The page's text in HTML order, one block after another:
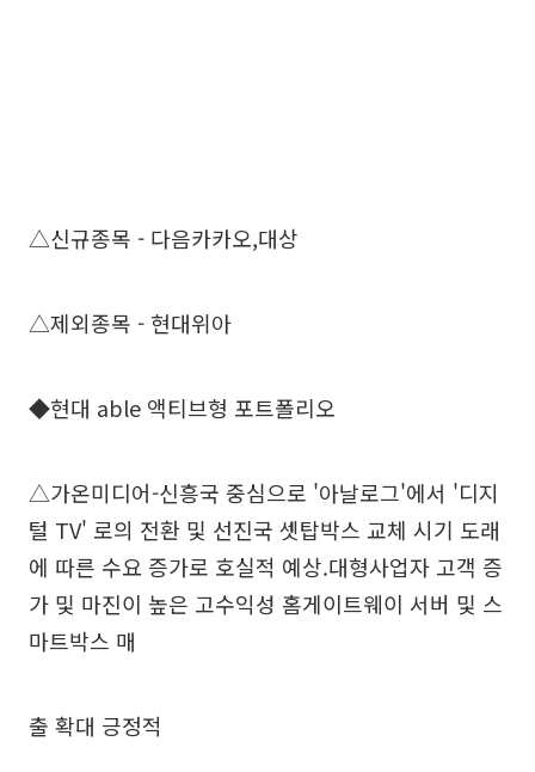
△신규종목 - 다음카카오,대상
△제외종목 - 현대위아
◆현대 able 액티브형 포트폴리오
△가온미디어-신흥국 중심으로 '아날로그'에서 '디지
털 TV' 로의 전환 및 선진국 셋탑박스 교체 시기 도래
에 따른 수요 증가로 호실적 예상.대형사업자 고객 증
가 및 마진이 높은 고수익성 홈게이트웨이 서버 및 스
마트박스 매
출 확대 긍정적